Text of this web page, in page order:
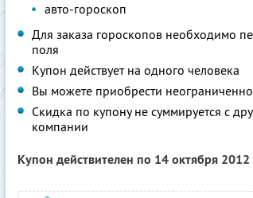
авто-гороскоп
Для заказа гороскопов необходимо
поля
Купон действует на одного человека
Вы можете приобрести
Скидка по купону не суммируется с
компании
Купон действителен по 14 октября